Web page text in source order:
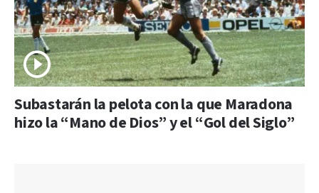
Subastarán la pelota con la que Maradona
hizo la “Mano de Dios” y el “Gol del Siglo”